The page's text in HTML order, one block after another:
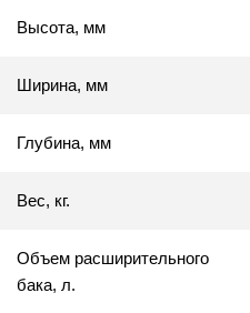
Высота, мм
Ширина, мм
Глубина, мм
Вес, кг.
Объем расширительного
бака, л.